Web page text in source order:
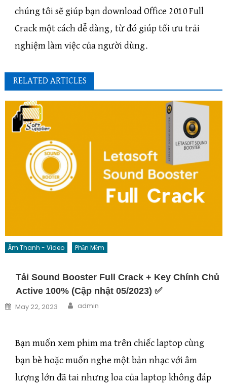
chúng tôi sẽ giúp bạn download Office 2010 Full
Crack một cách dễ dàng, từ đó giúp tối ưu trải
nghiệm làm việc của người dùng.
RELATED ARTICLES
Âm Thanh - Video Phần Mềm
Tải Sound Booster Full Crack + Key Chính Chủ
Active 100% (Cập nhật 05/2023) ✅
Posted on
May 22, 2023 Author
admin
Bạn muốn xem phim ma trên chiếc laptop cùng
bạn bè hoặc muốn nghe một bản nhạc với âm
lượng lớn đã tai nhưng loa của laptop không đáp